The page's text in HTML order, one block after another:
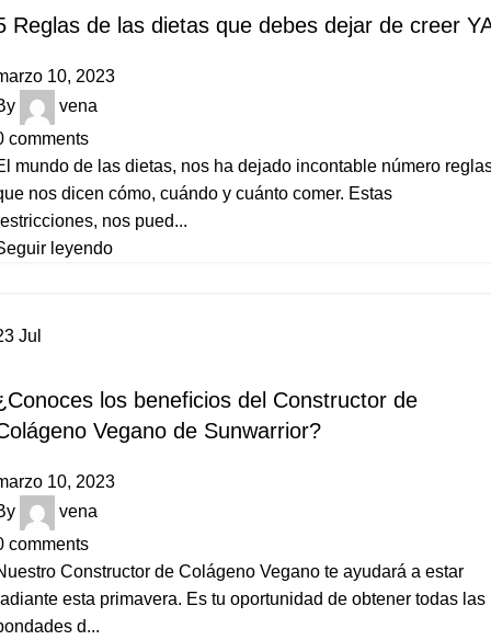
Reglas de las dietas que debes dejar de creer
10, 2023
vena
comments
mundo de las dietas, nos ha dejado incontable número
nos dicen cómo, cuándo y cuánto comer. Estas
nos pued...
leyendo
Jul
los beneficios del Constructor de
Vegano de Sunwarrior?
10, 2023
vena
comments
Constructor de Colágeno Vegano te ayudará a estar
esta primavera. Es tu oportunidad de obtener todas las
d...